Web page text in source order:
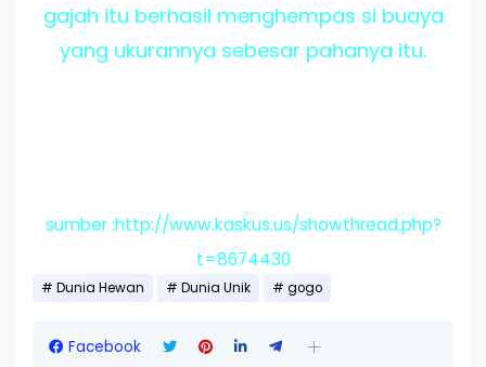
gajah itu berhasil menghempas si buaya
yang ukurannya sebesar pahanya itu.
sumber :http://www.kaskus.us/showthread.php?
t=8674430
Dunia Hewan Dunia Unik gogo
Facebook